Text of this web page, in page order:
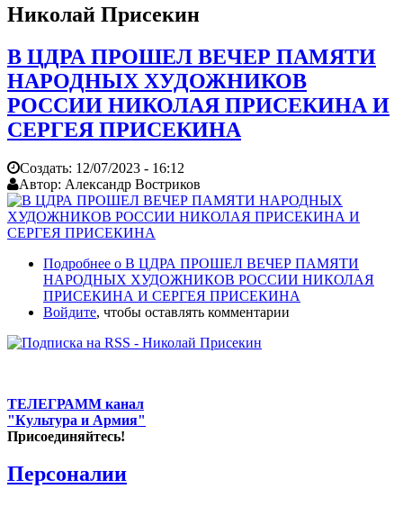
Николай Присекин
В ЦДРА ПРОШЕЛ ВЕЧЕР ПАМЯТИ
НАРОДНЫХ ХУДОЖНИКОВ
РОССИИ НИКОЛАЯ ПРИСЕКИНА И
СЕРГЕЯ ПРИСЕКИНА
Создать: 12/07/2023 - 16:12
Автор: Александр Востриков
Подробнее о В ЦДРА ПРОШЕЛ ВЕЧЕР ПАМЯТИ
НАРОДНЫХ ХУДОЖНИКОВ РОССИИ НИКОЛАЯ
ПРИСЕКИНА И СЕРГЕЯ ПРИСЕКИНА
Войдите, чтобы оставлять комментарии
ТЕЛЕГРАММ канал
"Культура и Армия"
Присоединяйтесь!
Персоналии